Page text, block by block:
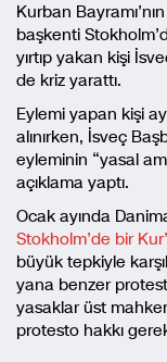
Kurban
başkenti
yırtıp yakan kişi
de kriz yarattı.
Eylemi yapan kişi
alınırken, İsveç
eyleminin “yasal
açıklama yaptı.
Ocak ayında
Stokholm’de bir
büyük tepkiyle
yana benzer
yasaklar üst
protesto hakkı